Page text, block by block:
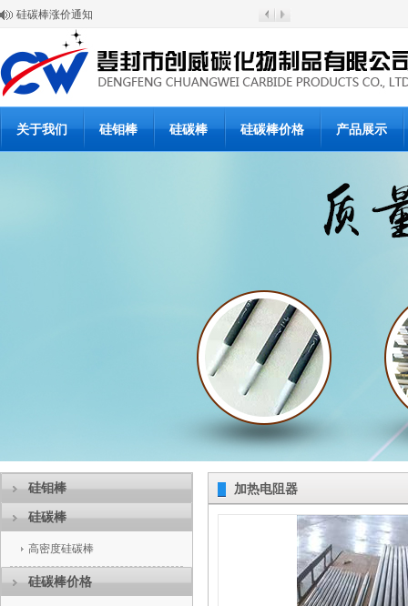
硅碳棒涨价通知
登封市创威高温材料有限公司
6月20日硅碳棒批发价格
6月19日硅碳棒价格
硅碳棒使用说明书
硅碳棒使用说明书
硅碳棒价格下浮调整通知
放假与开工通知
关于我们 硅钼棒 硅碳棒 硅碳棒价格 产品展示
硅钼棒
硅碳棒
高密度硅碳棒
硅碳棒价格
加热电阻器